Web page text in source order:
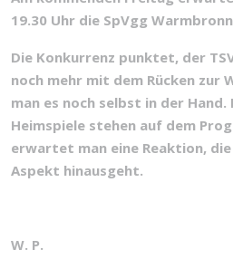
19.30 Uhr die SpVgg
Die Konkurrenz punktet, der
noch mehr mit dem Rücken zur
man es noch selbst in der
Heimspiele stehen auf dem
erwartet man eine Reaktion,
Aspekt hinausgeht.
W. P.